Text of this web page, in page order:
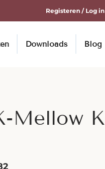
Registeren / Log in
Downloads Blog
Mellow